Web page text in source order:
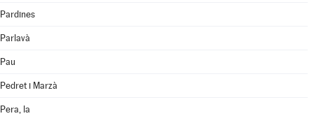
Pardines
Parlavà
Pau
Pedret i Marzà
Pera, la